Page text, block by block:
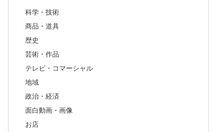
科学・技術
商品・道具
歴史
芸術・作品
テレビ・コマーシャル
地域
政治・経済
面白動画・画像
お店